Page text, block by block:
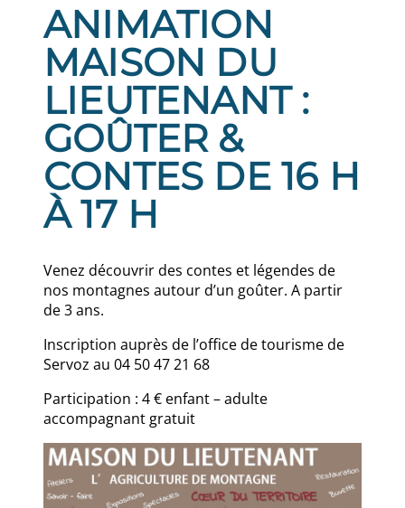
ANIMATION
MAISON DU
LIEUTENANT :
GOÛTER &
CONTES DE 16 H
À 17 H
Venez découvrir des contes et légendes de
nos montagnes autour d’un goûter. A partir
de 3 ans.
Inscription auprès de l’office de tourisme de
Servoz au 04 50 47 21 68
Participation : 4 € enfant – adulte
accompagnant gratuit